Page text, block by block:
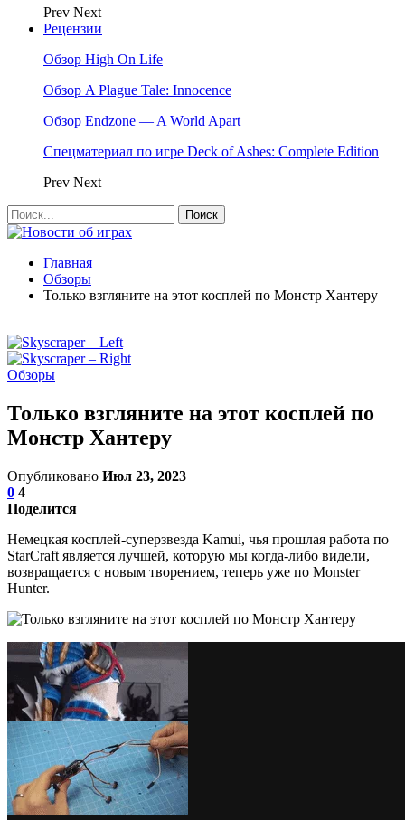
Prev Next
Рецензии
Обзор High On Life
Обзор A Plague Tale: Innocence
Обзор Endzone — A World Apart
Спецматериал по игре Deck of Ashes: Complete Edition
Prev Next
Главная
Обзоры
Только взгляните на этот косплей по Монстр Хантеру
Обзоры
Только взгляните на этот косплей по
Монстр Хантеру
Опубликовано Июл 23, 2023
0 4
Поделится
Немецкая косплей-суперзвезда Kamui, чья прошлая работа по
StarCraft является лучшей, которую мы когда-либо видели,
возвращается с новым творением, теперь уже по Monster
Hunter.
Этот доспех Зиногра выглядит почти идеально, когда вы
просто рассматриваете его статичное фото, но настоящим
достоинством здесь является то, что он может светиться. Вот
как это делалось:
Сейчас читают:
Обзор Moss: The Forgotten Relic
Авг 8, 2026 0